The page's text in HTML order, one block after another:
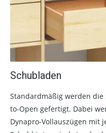
Schubladen
Standardmäßig werden die
to-Open gefertigt. Dabei
Dynapro-Vollauszügen mit